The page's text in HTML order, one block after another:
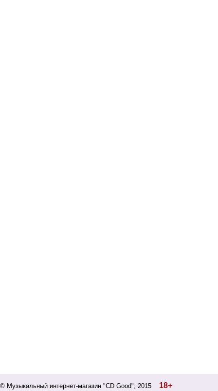
© Музыкальный интернет-магазин "CD Good", 2015 18+